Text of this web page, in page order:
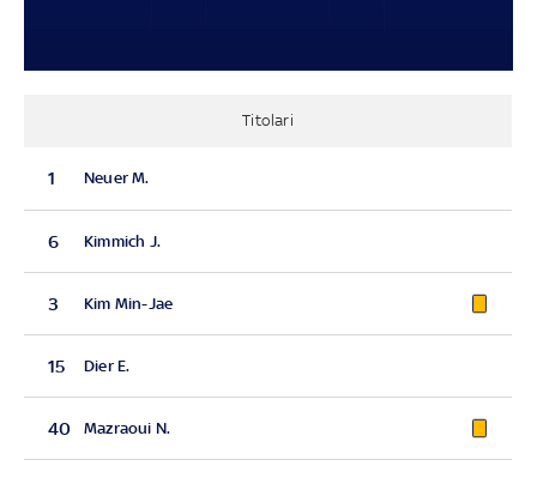
Titolari
1 Neuer M.
6 Kimmich J.
3 Kim Min-Jae
15 Dier E.
40 Mazraoui N.